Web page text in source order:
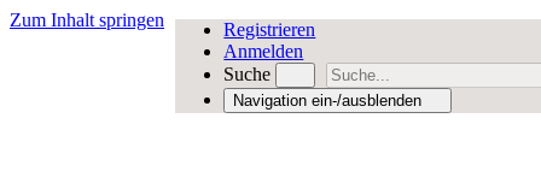
Zum Inhalt springen
Registrieren
Anmelden
Suche
Navigation ein-/ausblenden